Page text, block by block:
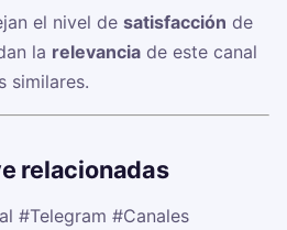
el nivel de satisfacción de
la relevancia de este canal
similares.
relacionadas
#Telegram #Canales